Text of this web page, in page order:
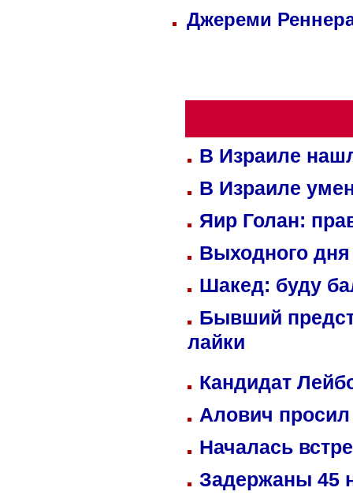
Джереми
В Израиле
В Израиле
Яир Голан:
Выходного
Шакед: буду
Бывший
лайки
Кандидат
Алович просил
Началась
Задержаны 45